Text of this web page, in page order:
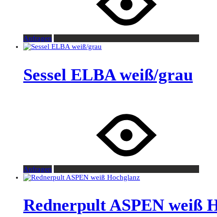
Anfragen
Sessel ELBA weiß/grau
Anfragen
Rednerpult ASPEN weiß